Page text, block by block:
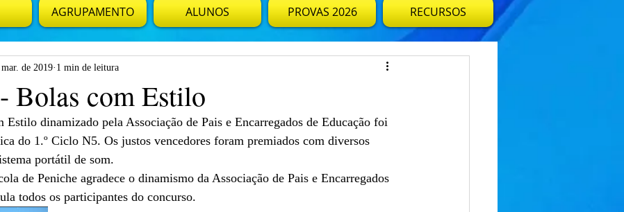
AGRUPAMENTO ALUNOS PROVAS 2026 RECURSOS
Bolas com Estilo
de 2019 1 min de leitura
do 1.º Ciclo N5. Os justos vencedores foram premiados com diversos
portátil de som.
de Peniche agradece o dinamismo da Associação de Pais e Encarregados
todos os participantes do concurso.